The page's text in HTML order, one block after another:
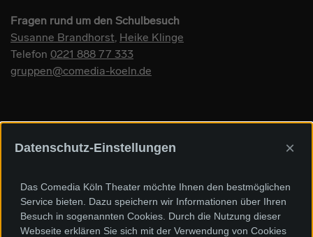
Fragen rund um den Schulbesuch
Susanne Brandhorst Heike Klinge
Telefon 0221 888 77 333
gruppen@comedia-koeln.de
Sponsoren und Förderer
Datenschutz-Einstellungen ×
Das Comedia Köln Theater möchte Ihnen den bestmöglichen
Service bieten. Dazu speichern wir Informationen über Ihren
Besuch in sogenannten Cookies. Durch die Nutzung dieser
Webseite erklären Sie sich mit der Verwendung von Cookies